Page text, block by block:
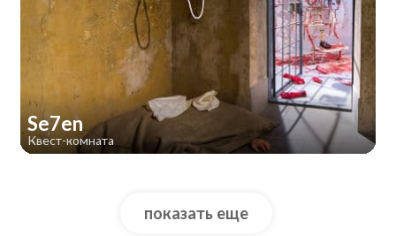
Se7en
Квест-комната
показать еще